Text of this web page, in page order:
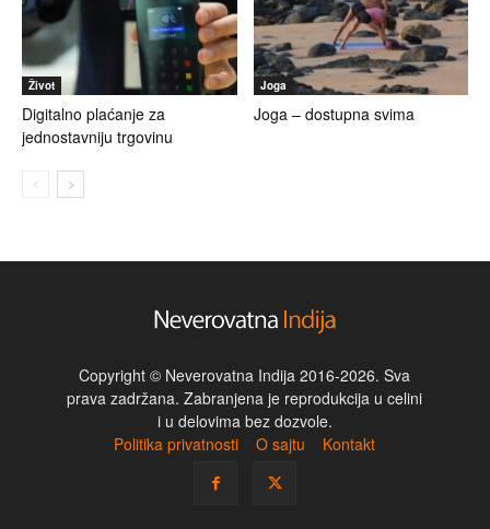
Život
Digitalno plaćanje za
jednostavniju trgovinu
Joga
Joga – dostupna svima
Copyright © Neverovatna Indija 2016-2026. Sva
prava zadržana. Zabranjena je reprodukcija u celini
i u delovima bez dozvole.
Politika privatnosti
O sajtu Kontakt